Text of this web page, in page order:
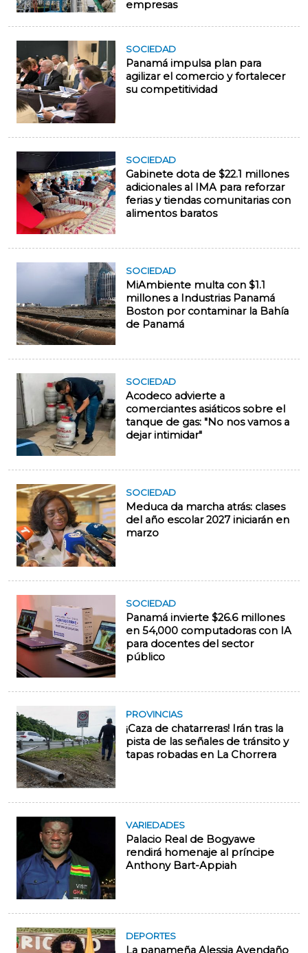
empresas
SOCIEDAD
Panamá impulsa plan para
agilizar el comercio y fortalecer
su competitividad
SOCIEDAD
Gabinete dota de $22.1 millones
adicionales al IMA para reforzar
ferias y tiendas comunitarias con
alimentos baratos
SOCIEDAD
MiAmbiente multa con $1.1
millones a Industrias Panamá
Boston por contaminar la Bahía
de Panamá
SOCIEDAD
Acodeco advierte a
comerciantes asiáticos sobre el
tanque de gas: "No nos vamos a
dejar intimidar"
SOCIEDAD
Meduca da marcha atrás: clases
del año escolar 2027 iniciarán en
marzo
SOCIEDAD
Panamá invierte $26.6 millones
en 54,000 computadoras con IA
para docentes del sector
público
PROVINCIAS
¡Caza de chatarreras! Irán tras la
pista de las señales de tránsito y
tapas robadas en La Chorrera
VARIEDADES
Palacio Real de Bogyawe
rendirá homenaje al príncipe
Anthony Bart-Appiah
DEPORTES
La panameña Alessia Avendaño